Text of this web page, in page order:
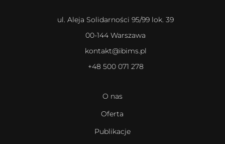
ul. Aleja Solidarności 95/99 lok. 39
00-144 Warszawa
kontakt@ibims.pl
+48 500 071 278
O nas
Oferta
Publikacje